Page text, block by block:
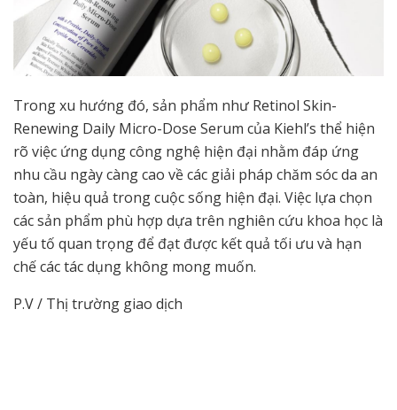
Trong xu hướng đó, sản phẩm như Retinol Skin-
Renewing Daily Micro-Dose Serum của Kiehl’s thể hiện
rõ việc ứng dụng công nghệ hiện đại nhằm đáp ứng
nhu cầu ngày càng cao về các giải pháp chăm sóc da an
toàn, hiệu quả trong cuộc sống hiện đại. Việc lựa chọn
các sản phẩm phù hợp dựa trên nghiên cứu khoa học là
yếu tố quan trọng để đạt được kết quả tối ưu và hạn
chế các tác dụng không mong muốn.
P.V / Thị trường giao dịch